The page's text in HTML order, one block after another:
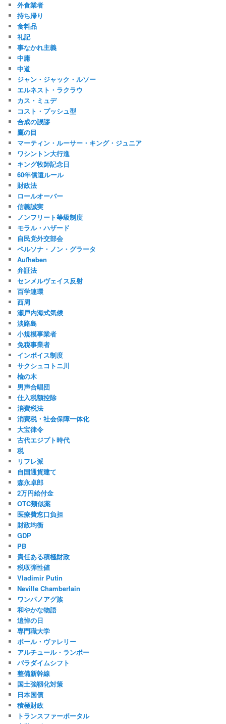
外食業者
持ち帰り
食料品
礼記
事なかれ主義
中庸
中道
ジャン・ジャック・ルソー
エルネスト・ラクラウ
カス・ミュデ
コスト・プッシュ型
合成の誤謬
鷹の目
マーティン・ルーサー・キング・ジュニア
ワシントン大行進
キング牧師記念日
60年償還ルール
財政法
ロールオーバー
信義誠実
ノンフリート等級制度
モラル・ハザード
自民党外交部会
ペルソナ・ノン・グラータ
Aufheben
弁証法
センメルヴェイス反射
百学連環
西周
瀬戸内海式気候
淡路島
小規模事業者
免税事業者
インボイス制度
サクシュコトニ川
楡の木
男声合唱団
仕入税額控除
消費税法
消費税・社会保障一体化
大宝律令
古代エジプト時代
税
リフレ派
自国通貨建て
森永卓郎
2万円給付金
OTC類似薬
医療費窓口負担
財政均衡
GDP
PB
責任ある積極財政
税収弾性値
Vladimir Putin
Neville Chamberlain
ワンパノアグ族
和やかな物語
追悼の日
専門職大学
ポール・ヴァレリー
アルチュール・ランボー
パラダイムシフト
整備新幹線
国土強靱化対策
日本国債
積極財政
トランスファーポータル